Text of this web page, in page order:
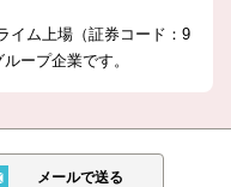
イム上場（証券コード：9
ループ企業です。
メールで送る